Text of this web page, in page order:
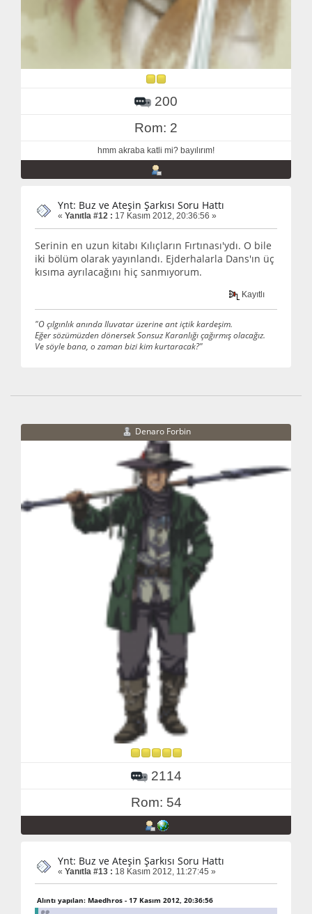
200
Rom: 2
hmm akraba katli mi? bayılırım!
Ynt: Buz ve Ateşin Şarkısı Soru Hattı
« Yanıtla #12 : 17 Kasım 2012, 20:36:56 »
Serinin en uzun kitabı Kılıçların Fırtınası'ydı. O bile
iki bölüm olarak yayınlandı. Ejderhalarla Dans'ın üç
kısıma ayrılacağını hiç sanmıyorum.
Kayıtlı
"O çılgınlık anında Iluvatar üzerine ant içtik kardeşim.
Eğer sözümüzden dönersek Sonsuz Karanlığı çağırmış olacağız.
Ve söyle bana, o zaman bizi kim kurtaracak?"
Denaro Forbin
2114
Rom: 54
Ynt: Buz ve Ateşin Şarkısı Soru Hattı
« Yanıtla #13 : 18 Kasım 2012, 11:27:45 »
Alıntı yapılan: Maedhros - 17 Kasım 2012, 20:36:56